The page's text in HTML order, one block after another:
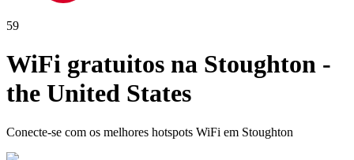
59
WiFi gratuitos na Stoughton -
the United States
Conecte-se com os melhores hotspots WiFi em Stoughton